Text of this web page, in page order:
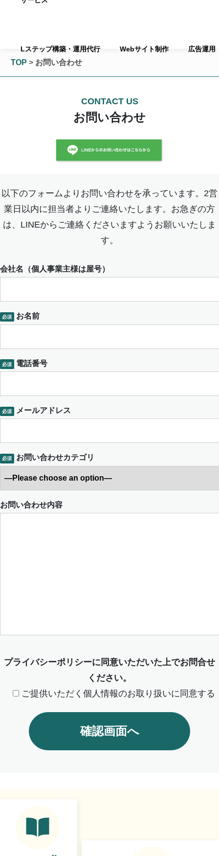
Lステップ構築・運用代行 Webサイト制作 広告運用
TOP > お問い合わせ
CONTACT US
お問い合わせ
以下のフォームよりお問い合わせを承っています。2営
業日以内に担当者よりご連絡いたします。お急ぎの方
は、LINEからご連絡くださいますようお願いいたしま
す。
会社名（個人事業主様は屋号）
必須 お名前
必須 電話番号
必須 メールアドレス
必須 お問い合わせカテゴリ
お問い合わせ内容
プライバシーポリシーに同意いただいた上でお問合せ
ください。
ご提供いただく個人情報のお取り扱いに同意する